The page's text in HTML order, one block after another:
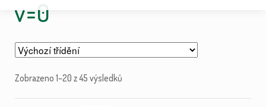
v=0
Zobrazeno 1–20 z 45 výsledků